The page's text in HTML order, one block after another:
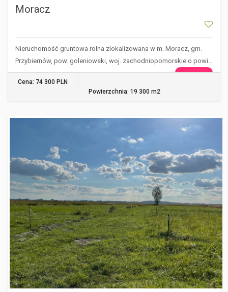
Moracz
Nieruchomość gruntowa rolna zlokalizowana w m. Moracz, gm.
Przybiernów, pow. goleniowski, woj. zachodniopomorskie o powi…
WIĘCEJ
Cena: 74 300 PLN
Powierzchnia: 19 300 m2